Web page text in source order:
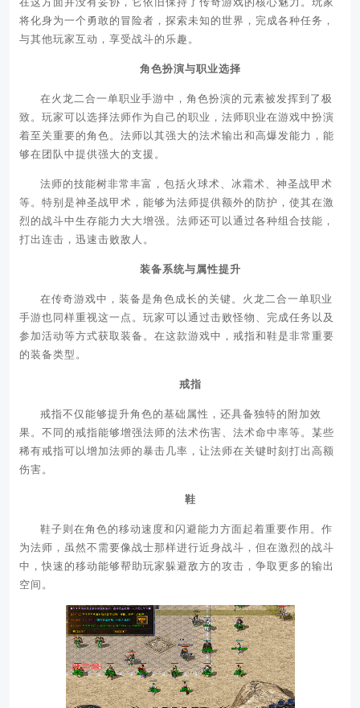
将化身为一个勇敢的冒险者，探索未知的世界，完成各种任务，
与其他玩家互动，享受战斗的乐趣。
角色扮演与职业选择
在火龙二合一单职业手游中，角色扮演的元素被发挥到了极
致。玩家可以选择法师作为自己的职业，法师职业在游戏中扮演
着至关重要的角色。法师以其强大的法术输出和高爆发能力，能
够在团队中提供强大的支援。
法师的技能树非常丰富，包括火球术、冰霜术、神圣战甲术
等。特别是神圣战甲术，能够为法师提供额外的防护，使其在激
烈的战斗中生存能力大大增强。法师还可以通过各种组合技能，
打出连击，迅速击败敌人。
装备系统与属性提升
在传奇游戏中，装备是角色成长的关键。火龙二合一单职业
手游也同样重视这一点。玩家可以通过击败怪物、完成任务以及
参加活动等方式获取装备。在这款游戏中，戒指和鞋是非常重要
的装备类型。
戒指
戒指不仅能够提升角色的基础属性，还具备独特的附加效
果。不同的戒指能够增强法师的法术伤害、法术命中率等。某些
稀有戒指可以增加法师的暴击几率，让法师在关键时刻打出高额
伤害。
鞋
鞋子则在角色的移动速度和闪避能力方面起着重要作用。作
为法师，虽然不需要像战士那样进行近身战斗，但在激烈的战斗
中，快速的移动能够帮助玩家躲避敌方的攻击，争取更多的输出
空间。